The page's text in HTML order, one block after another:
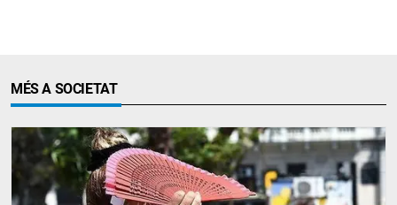
MÉS A SOCIETAT